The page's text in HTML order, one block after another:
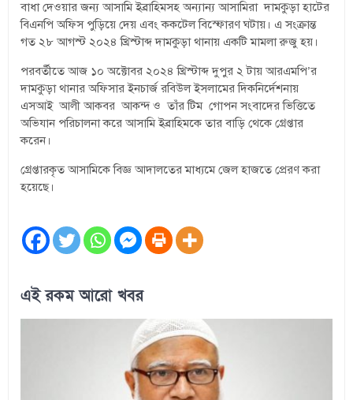
বাধা দেওয়ার জন্য আসামি ইব্রাহিমসহ অন্যান্য আসামিরা দামকুড়া হাটের
বিএনপি অফিস পুড়িয়ে দেয় এবং ককটেল বিস্ফোরণ ঘটায়। এ সংক্রান্ত
গত ২৮ আগস্ট ২০২৪ খ্রিস্টাব্দ দামকুড়া থানায় একটি মামলা রুজু হয়।
পরবর্তীতে আজ ১০ অক্টোবর ২০২৪ খ্রিস্টাব্দ দুপুর ২ টায় আরএমপি’র
দামকুড়া থানার অফিসার ইনচার্জ রবিউল ইসলামের দিকনির্দেশনায়
এসআই আলী আকবর আকন্দ ও তাঁর টিম গোপন সংবাদের ভিত্তিতে
অভিযান পরিচালনা করে আসামি ইব্রাহিমকে তার বাড়ি থেকে গ্রেপ্তার
করেন।
গ্রেপ্তারকৃত আসামিকে বিজ্ঞ আদালতের মাধ্যমে জেল হাজতে প্রেরণ করা
হয়েছে।
এই রকম আরো খবর